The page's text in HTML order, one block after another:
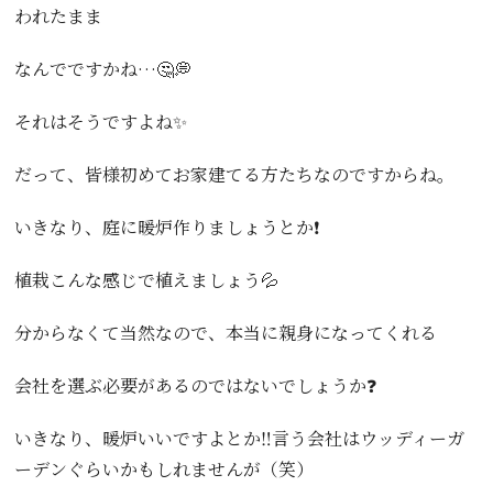
われたまま
なんでですかね…🤔💭
それはそうですよね✨
だって、皆様初めてお家建てる方たちなのですからね。
いきなり、庭に暖炉作りましょうとか❗️
植栽こんな感じで植えましょう💦
分からなくて当然なので、本当に親身になってくれる
会社を選ぶ必要があるのではないでしょうか❓
いきなり、暖炉いいですよとか‼️言う会社はウッディーガ
ーデンぐらいかもしれませんが（笑）